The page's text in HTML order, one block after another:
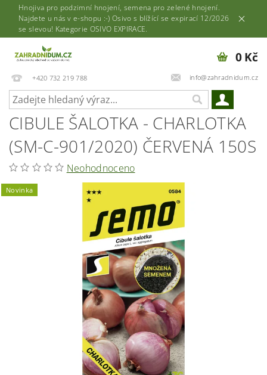
Hnojiva pro podzimní hnojení, semena pro zelené hnojení.
Najdete u nás v e-shopu :-) Osivo s blížící se expirací 12/2026
se slevou! Kategorie OSIVO EXPIRACE.
+420 732 219 788 info@zahradnidum.cz
0 Kč
CIBULE ŠALOTKA - CHARLOTKA
(SM-C-901/2020) ČERVENÁ 150S
Neohodnoceno
Novinka